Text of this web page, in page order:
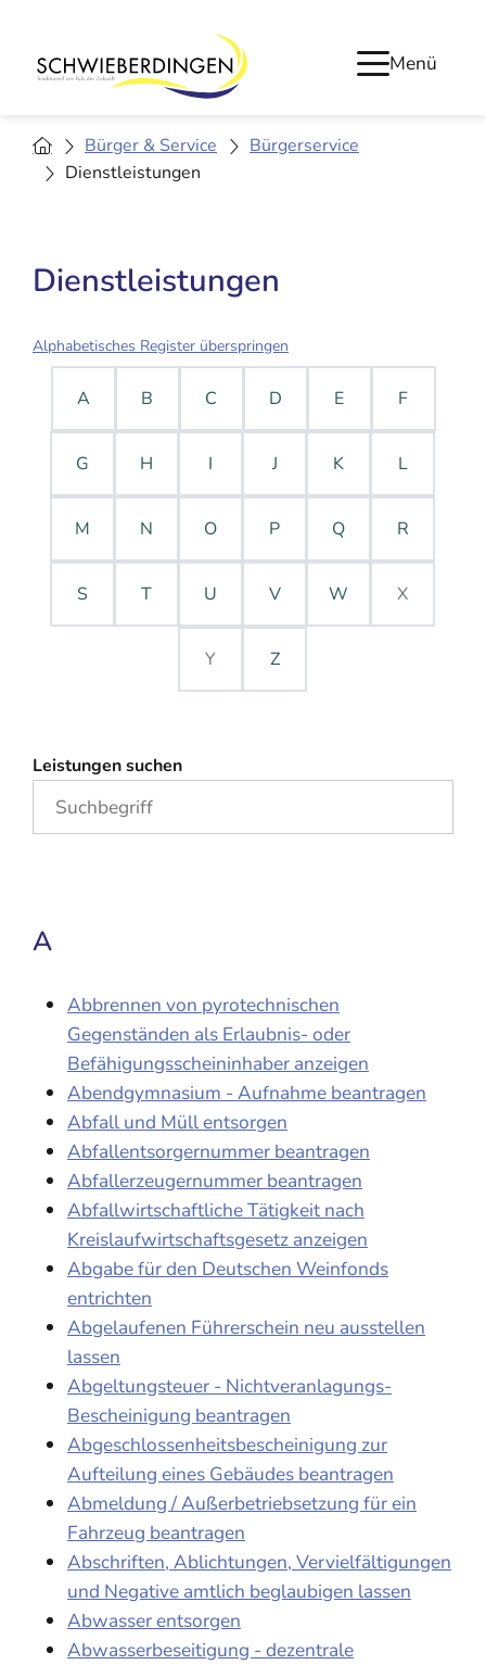
Menü
Bürger & Service
Bürgerservice
Dienstleistungen
Dienstleistungen
Alphabetisches Register überspringen
A B C D E F
G H I J K L
M N O P Q R
S T U V W X
Y Z
Leistungen suchen
A
Abbrennen von pyrotechnischen
Gegenständen als Erlaubnis- oder
Befähigungsscheininhaber anzeigen
Abendgymnasium - Aufnahme beantragen
Abfall und Müll entsorgen
Abfallentsorgernummer beantragen
Abfallerzeugernummer beantragen
Abfallwirtschaftliche Tätigkeit nach
Kreislaufwirtschaftsgesetz anzeigen
Abgabe für den Deutschen Weinfonds
entrichten
Abgelaufenen Führerschein neu ausstellen
lassen
Abgeltungsteuer - Nichtveranlagungs-
Bescheinigung beantragen
Abgeschlossenheitsbescheinigung zur
Aufteilung eines Gebäudes beantragen
Abmeldung / Außerbetriebsetzung für ein
Fahrzeug beantragen
Abschriften, Ablichtungen, Vervielfältigungen
und Negative amtlich beglaubigen lassen
Abwasser entsorgen
Abwasserbeseitigung - dezentrale